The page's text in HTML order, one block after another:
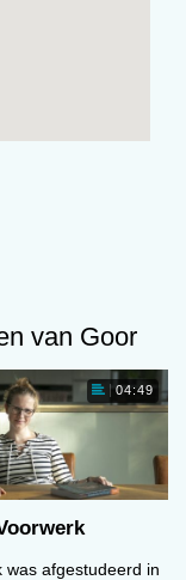
van Goor
04:49
was afgestudeerd in